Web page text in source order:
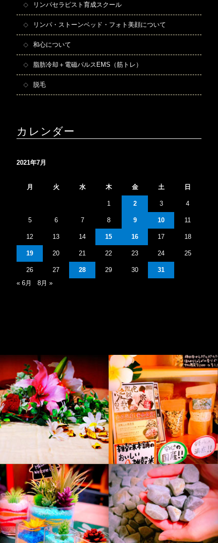
リンパセラピスト育成スクール
リンパ・ストーンベッド・フォト美顔について
和心について
脂肪冷却＋電磁パルスEMS（筋トレ）
脱毛
カレンダー
2021年7月
月 火 水 木 金 土 日
1 2 3 4
5 6 7 8 9 10 11
12 13 14 15 16 17 18
19 20 21 22 23 24 25
26 27 28 29 30
31
« 6月
8月 »